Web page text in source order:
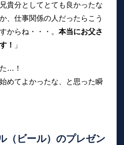
貴分としてとても良かったな
、仕事関係の人だったらこう
からね・・・。 本当にお父さ
！
」
…！
めてよかったな、と思った瞬
（ビール）のプレゼン